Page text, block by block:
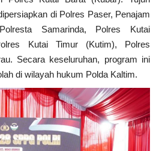
di Polres Paser, Penajam
Samarinda, Polres Kutai
Kutai Timur (Kutim), Polres
Secara keseluruhan, program ini
di wilayah hukum Polda Kaltim.